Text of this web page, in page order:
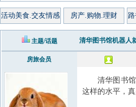
活动美食.交友情感 房产.购物.理财
主题/话题 清华图书馆机器人
房旅会员
清华图书
这样的水平，真